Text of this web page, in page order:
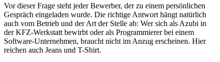
Vor dieser Frage steht jeder Bewerber, der zu einem persönlichen
Gespräch eingeladen wurde. Die richtige Antwort hängt natürlich
auch vom Betrieb und der Art der Stelle ab: Wer sich als Azubi in
der KFZ-Werkstatt bewirbt oder als Programmierer bei einem
Software-Unternehmen, braucht nicht im Anzug erscheinen. Hier
reichen auch Jeans und T-Shirt.